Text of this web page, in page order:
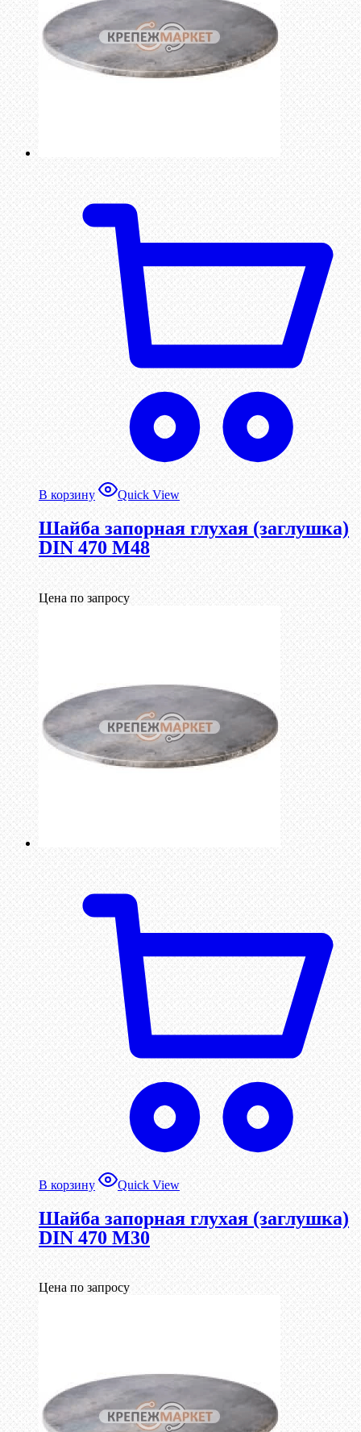
В корзину Quick View
Шайба запорная глухая (заглушка)
DIN 470 М48
Цена по запросу
В корзину Quick View
Шайба запорная глухая (заглушка)
DIN 470 М30
Цена по запросу